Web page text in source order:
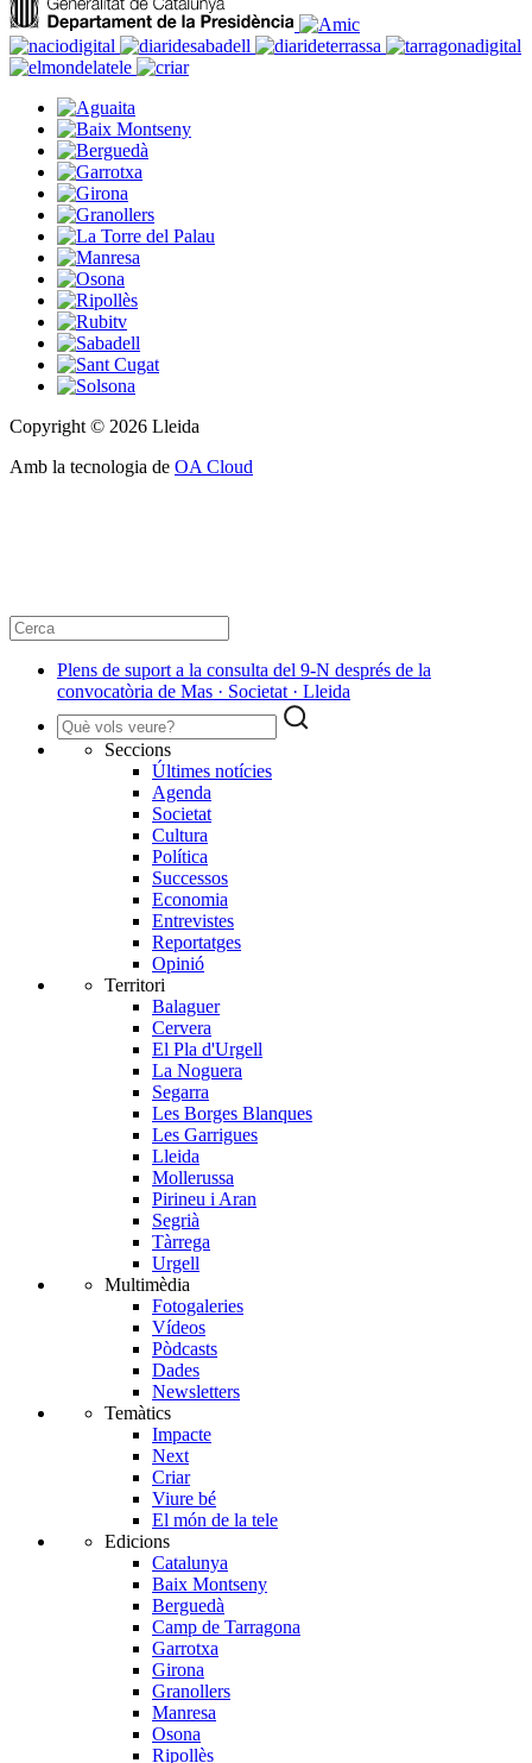
Copyright © 2026 Lleida
Amb la tecnologia de OA Cloud
Plens de suport a la consulta del 9-N després de la
convocatòria de Mas · Societat · Lleida
Seccions
Últimes notícies
Agenda
Societat
Cultura
Política
Successos
Economia
Entrevistes
Reportatges
Opinió
Territori
Balaguer
Cervera
El Pla d'Urgell
La Noguera
Segarra
Les Borges Blanques
Les Garrigues
Lleida
Mollerussa
Pirineu i Aran
Segrià
Tàrrega
Urgell
Multimèdia
Fotogaleries
Vídeos
Pòdcasts
Dades
Newsletters
Temàtics
Impacte
Next
Criar
Viure bé
El món de la tele
Edicions
Catalunya
Baix Montseny
Berguedà
Camp de Tarragona
Garrotxa
Girona
Granollers
Manresa
Osona
Ripollès